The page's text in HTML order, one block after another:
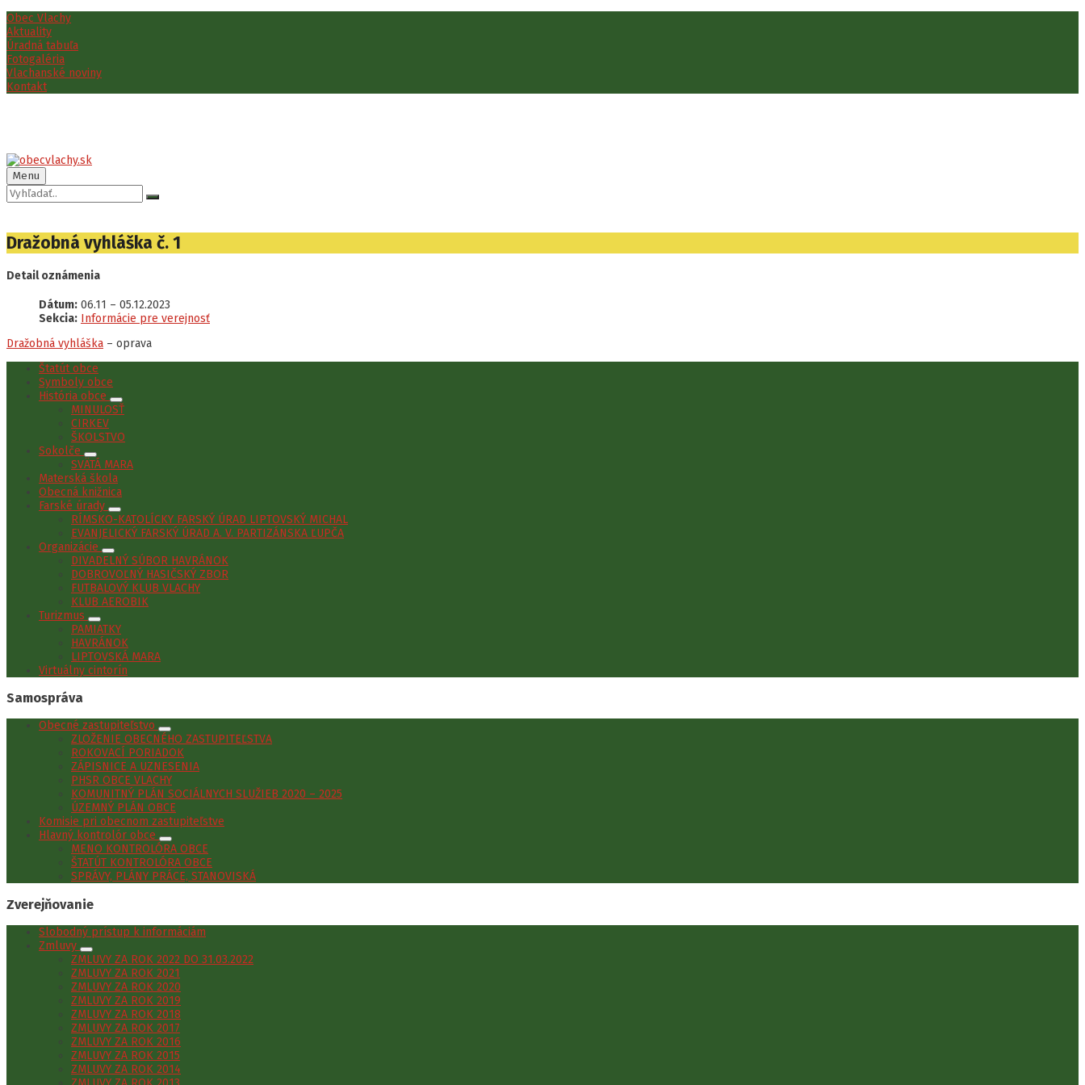
Preskočiť
na
obsah
Preskočiť
na
ľavý
panel
Preskočiť
na
pätičku
Obec Vlachy
Aktuality
Úradná tabuľa
Fotogaléria
Vlachanské noviny
Kontakt
Menu
Vyhľadávanie:
Dražobná vyhláška č. 1
Detail oznámenia
Dátum: 06.11 – 05.12.2023
Sekcia: Informácie pre verejnosť
Dražobná vyhláška – oprava
Štatút obce
Symboly obce
História obce
MINULOSŤ
CIRKEV
ŠKOLSTVO
Sokolče
SVÄTÁ MARA
Materská škola
Obecná knižnica
Farské úrady
RÍMSKO-KATOLÍCKY FARSKÝ ÚRAD LIPTOVSKÝ MICHAL
EVANJELICKÝ FARSKÝ ÚRAD A. V. PARTIZÁNSKA ĽUPČA
Organizácie
DIVADELNÝ SÚBOR HAVRÁNOK
DOBROVOĽNÝ HASIČSKÝ ZBOR
FUTBALOVÝ KLUB VLACHY
KLUB AEROBIK
Turizmus
PAMIATKY
HAVRÁNOK
LIPTOVSKÁ MARA
Virtuálny cintorín
Samospráva
Obecné zastupiteľstvo
ZLOŽENIE OBECNÉHO ZASTUPITEĽSTVA
ROKOVACÍ PORIADOK
ZÁPISNICE A UZNESENIA
PHSR OBCE VLACHY
KOMUNITNÝ PLÁN SOCIÁLNYCH SLUŽIEB 2020 – 2025
ÚZEMNÝ PLÁN OBCE
Komisie pri obecnom zastupiteľstve
Hlavný kontrolór obce
MENO KONTROLÓRA OBCE
ŠTATÚT KONTROLÓRA OBCE
SPRÁVY, PLÁNY PRÁCE, STANOVISKÁ
Zverejňovanie
Slobodný prístup k informáciám
Zmluvy
ZMLUVY ZA ROK 2022 DO 31.03.2022
ZMLUVY ZA ROK 2021
ZMLUVY ZA ROK 2020
ZMLUVY ZA ROK 2019
ZMLUVY ZA ROK 2018
ZMLUVY ZA ROK 2017
ZMLUVY ZA ROK 2016
ZMLUVY ZA ROK 2015
ZMLUVY ZA ROK 2014